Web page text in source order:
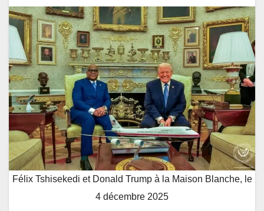
Félix Tshisekedi et Donald Trump à la Maison Blanche, le
4 décembre 2025